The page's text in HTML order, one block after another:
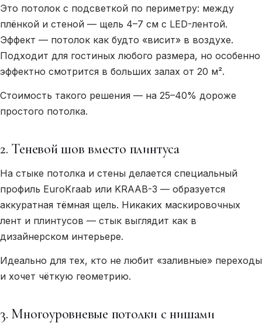
Это потолок с подсветкой по периметру: между
плёнкой и стеной — щель 4–7 см с LED-лентой.
Эффект — потолок как будто «висит» в воздухе.
Подходит для гостиных любого размера, но особенно
эффектно смотрится в больших залах от 20 м².
Стоимость такого решения — на 25–40% дороже
простого потолка.
2. Теневой шов вместо плинтуса
На стыке потолка и стены делается специальный
профиль EuroKraab или KRAAB-3 — образуется
аккуратная тёмная щель. Никаких маскировочных
лент и плинтусов — стык выглядит как в
дизайнерском интерьере.
Идеально для тех, кто не любит «заливные» переходы
и хочет чёткую геометрию.
3. Многоуровневые потолки с нишами